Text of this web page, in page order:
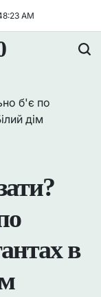
:23 AM
в